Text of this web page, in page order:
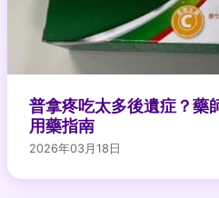
普拿疼吃太多後遺症？藥
用藥指南
2026年03月18日